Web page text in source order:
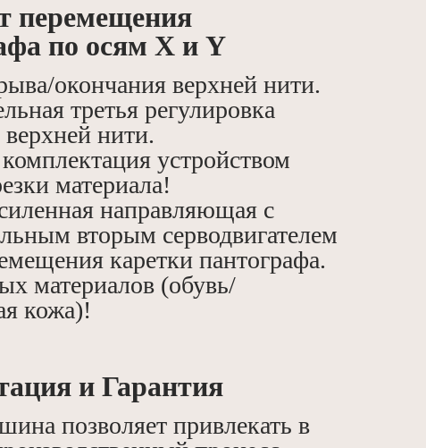
перемещения
по осям Х и Y
окончания верхней нити.
третья регулировка
нити.
устройством
материала!
направляющая с
вторым серводвигателем
каретки пантографа.
материалов (обувь/
кожа)!
и Гарантия
позволяет привлекать в